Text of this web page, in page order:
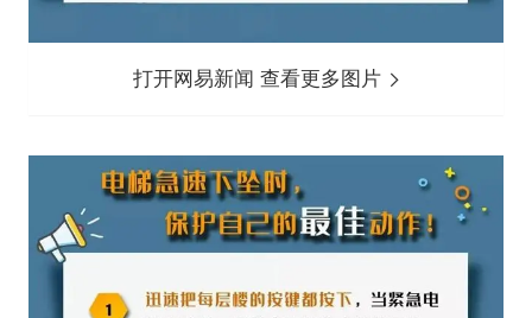
打开网易新闻 查看更多图片